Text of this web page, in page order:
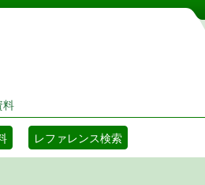
予約システム
料
レファレンス検索